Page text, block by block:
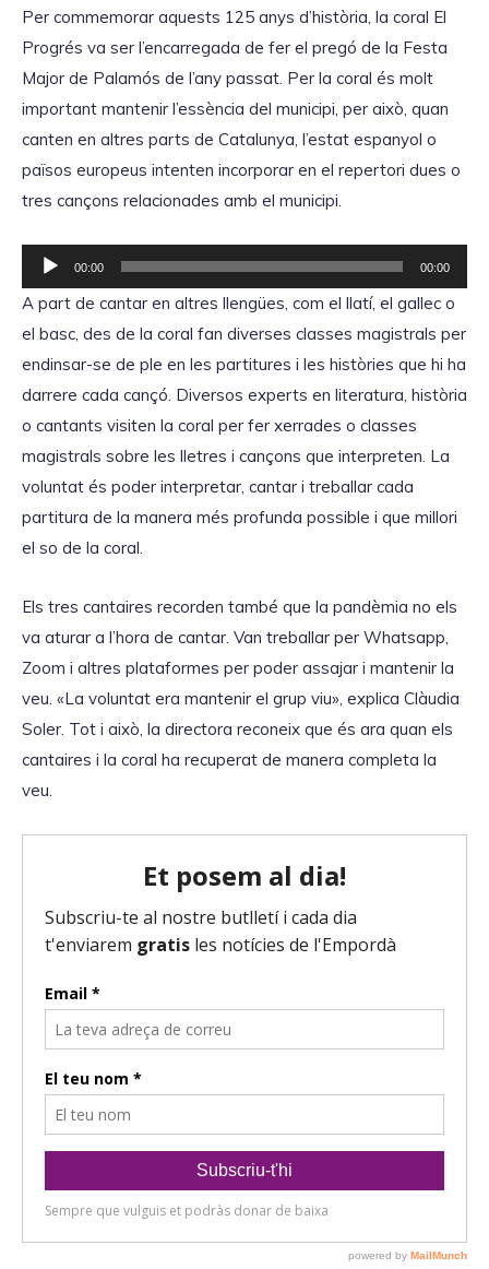
o
Per commemorar aquests 125 anys d’història, la coral El
Progrés va ser l’encarregada de fer el pregó de la Festa
Major de Palamós de l’any passat. Per la coral és molt
important mantenir l’essència del municipi, per això, quan
canten en altres parts de Catalunya, l’estat espanyol o
països europeus intenten incorporar en el repertori dues o
tres cançons relacionades amb el municipi.
e
o
00:00 00:00
A part de cantar en altres llengües, com el llatí, el gallec o
el basc, des de la coral fan diverses classes magistrals per
endinsar-se de ple en les partitures i les històries que hi ha
darrere cada cançó. Diversos experts en literatura, història
o cantants visiten la coral per fer xerrades o classes
magistrals sobre les lletres i cançons que interpreten. La
voluntat és poder interpretar, cantar i treballar cada
partitura de la manera més profunda possible i que millori
el so de la coral.
Els tres cantaires recorden també que la pandèmia no els
va aturar a l’hora de cantar. Van treballar per Whatsapp,
Zoom i altres plataformes per poder assajar i mantenir la
veu. «La voluntat era mantenir el grup viu», explica Clàudia
Soler. Tot i això, la directora reconeix que és ara quan els
cantaires i la coral ha recuperat de manera completa la
veu.